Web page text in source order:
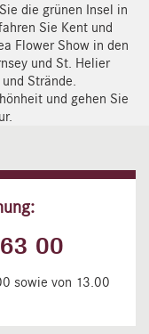
die grünen Insel in
Sie Kent und
Flower Show in den
und St. Helier
Strände.
und gehen Sie
00
sowie von 13.00